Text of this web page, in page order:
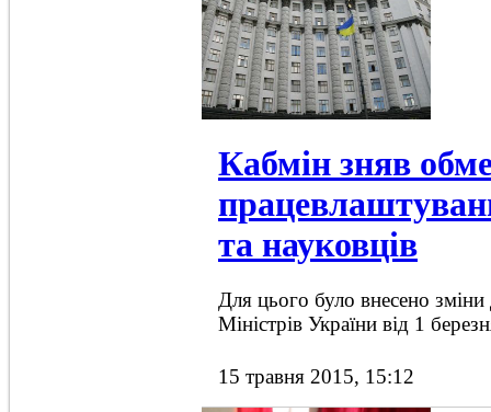
Кабмін зняв
та науковців
Для цього було внесено
Міністрів України від 1
15 травня 2015, 15:12